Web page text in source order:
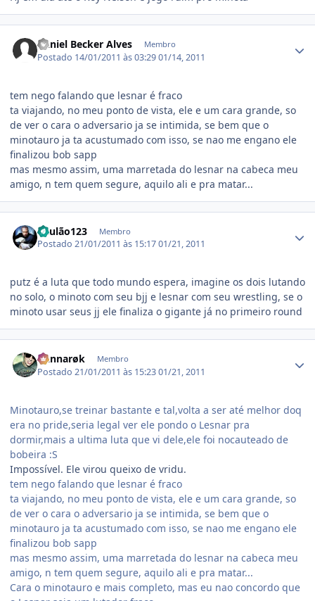
Daniel Becker Alves Membro
Postado 14/01/2011 às 03:2901/14, 2011
tem nego falando que lesnar é fraco
ta viajando, no meu ponto de vista, ele e um cara grande, so
de ver o cara o adversario ja se intimida, se bem que o
minotauro ja ta acustumado com isso, se nao me engano ele
finalizou bob sapp
mas mesmo assim, uma marretada do lesnar na cabeca meu
amigo, n tem quem segure, aquilo ali e pra matar...
Paulão123 Membro
Postado21/01/2011 às 15:1701/21, 2011
putz é a luta que todo mundo espera, imagine os dois lutando
no solo, o minoto com seu bjj e lesnar com seu wrestling, se o
minoto usar seus jj ele finaliza o gigante já no primeiro round
Ðannarøk Membro
Postado21/01/2011 às 15:2301/21, 2011
Minotauro,se treinar bastante e tal,volta a ser até melhor doq
era no pride,seria legal ver ele pondo o Lesnar pra
dormir,mais a ultima luta que vi dele,ele foi nocauteado de
bobeira :S
Impossível. Ele virou queixo de vridu.
tem nego falando que lesnar é fraco
ta viajando, no meu ponto de vista, ele e um cara grande, so
de ver o cara o adversario ja se intimida, se bem que o
minotauro ja ta acustumado com isso, se nao me engano ele
finalizou bob sapp
mas mesmo assim, uma marretada do lesnar na cabeca meu
amigo, n tem quem segure, aquilo ali e pra matar...
Cara o minotauro e mais completo, mas eu nao concordo que